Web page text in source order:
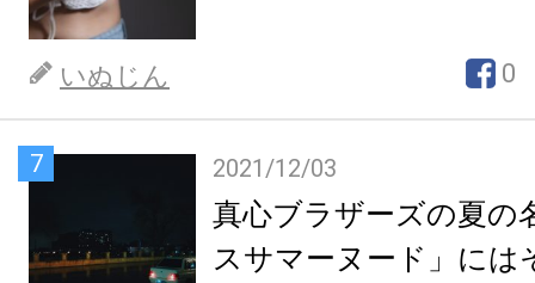
いぬじん 0
7 2021/12/03
真心ブラザーズの夏の
スサマーヌード」には